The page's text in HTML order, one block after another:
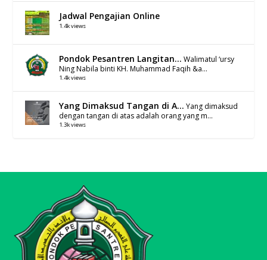
Jadwal Pengajian Online
1.4k views
Pondok Pesantren Langitan... Walimatul ‘ursy
Ning Nabila binti KH. Muhammad Faqih &a...
1.4k views
Yang Dimaksud Tangan di A... Yang dimaksud
dengan tangan di atas adalah orang yang m...
1.3k views